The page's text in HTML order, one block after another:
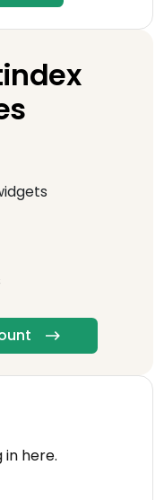
in here.